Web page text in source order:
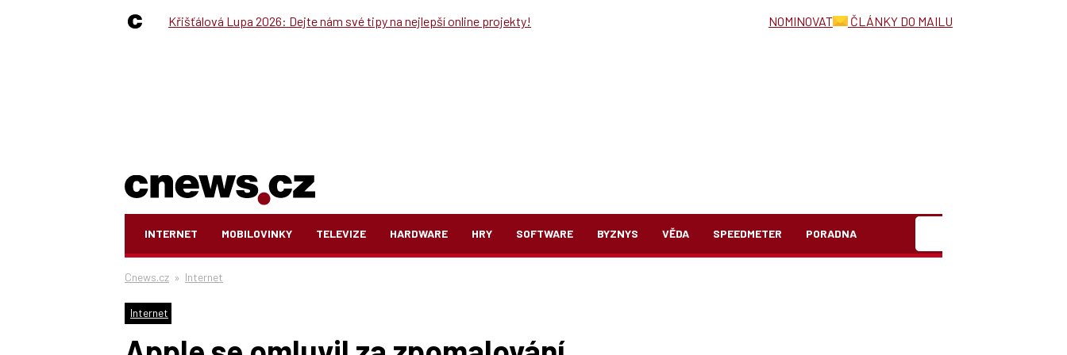
INTERNET MOBILOVINKY TELEVIZE HARDWARE HRY SOFTWARE BYZNYS VĚDA SPEEDMETER PORADNA
Cnews.cz » Internet
Internet
Křišťálová Lupa 2026: Dejte nám své tipy na nejlepší online projekty! NOMINOVAT ČLÁNKY DO MAILU